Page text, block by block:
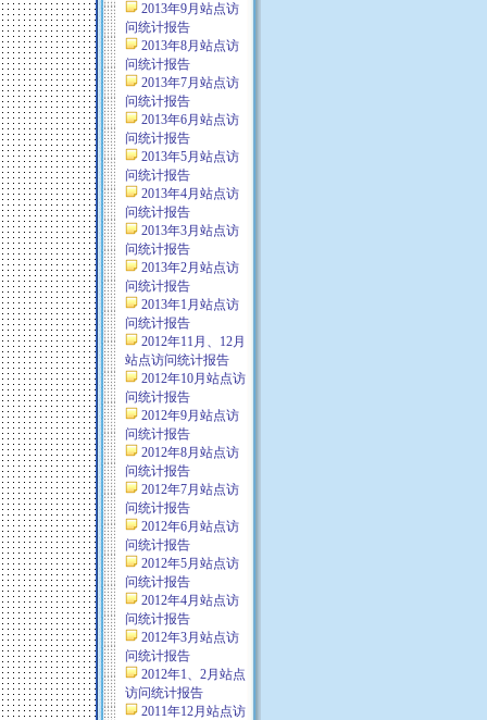
2013年9月站点访
问统计报告
2013年8月站点访
问统计报告
2013年7月站点访
问统计报告
2013年6月站点访
问统计报告
2013年5月站点访
问统计报告
2013年4月站点访
问统计报告
2013年3月站点访
问统计报告
2013年2月站点访
问统计报告
2013年1月站点访
问统计报告
2012年11月、12月
站点访问统计报告
2012年10月站点访
问统计报告
2012年9月站点访
问统计报告
2012年8月站点访
问统计报告
2012年7月站点访
问统计报告
2012年6月站点访
问统计报告
2012年5月站点访
问统计报告
2012年4月站点访
问统计报告
2012年3月站点访
问统计报告
2012年1、2月站点
访问统计报告
2011年12月站点访